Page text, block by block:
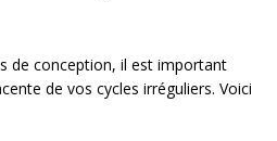
de conception, il est important
de vos cycles irréguliers. Voici